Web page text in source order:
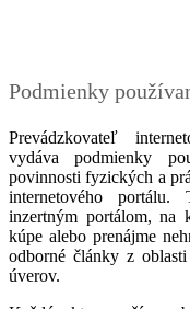
Podmienky
Prevádzkovateľ
vydáva podmienky
povinnosti fyzických a
internetového
inzertným portálom, na
kúpe alebo prenájme
odborné články z
úverov.